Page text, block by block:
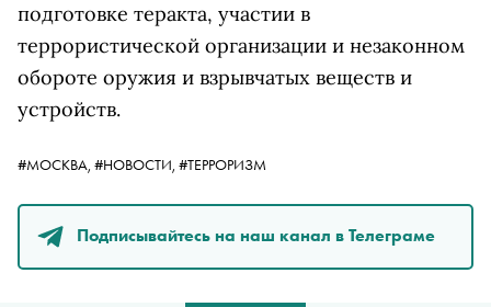
подготовке теракта, участии в
террористической организации и незаконном
обороте оружия и взрывчатых веществ и
устройств.
#МОСКВА, #НОВОСТИ, #ТЕРРОРИЗМ
Подписывайтесь на наш канал в Телеграме